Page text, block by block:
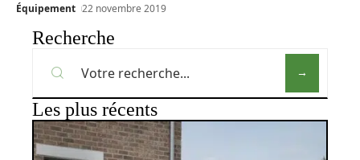
Équipement 22 novembre 2019
Recherche
Les plus récents